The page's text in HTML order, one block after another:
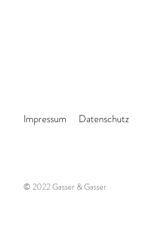
Impressum Datenschutz
© 2022 Gasser & Gasser